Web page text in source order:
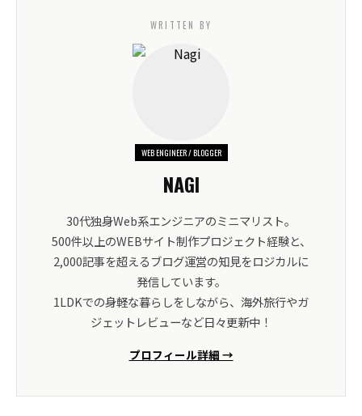
WRITTEN BY
WEB ENGINEER / BLOGGER
NAGI
30代独身Web系エンジニアのミニマリスト。
500件以上のWEBサイト制作プロジェクト経験と、
2,000記事を超えるブログ運営の知見をロジカルに
発信しています。
1LDKでの身軽な暮らしをしながら、海外旅行やガ
ジェットレビューなど日々更新中！
プロフィール詳細 →